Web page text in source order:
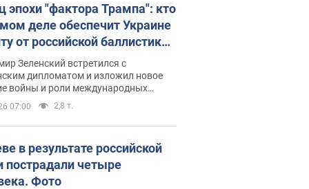
эпохи "фактора Трампа": кто
деле обеспечит Украине
от российской баллистики.
с Безсмертным
Зеленский встретился с
дипломатом и изложил новое
войны и роли международных
в борьбе с Россией
07:00 2,8 т.
в результате российской
пострадали четыре
Фото